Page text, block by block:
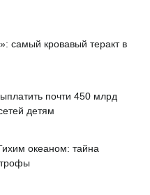
самый кровавый теракт в
почти 450 млрд
детям
океаном: тайна